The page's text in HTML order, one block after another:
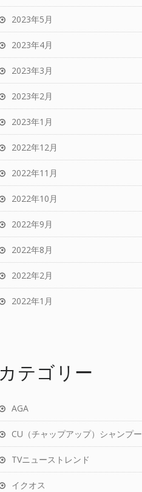
2023年5月
2023年4月
2023年3月
2023年2月
2023年1月
2022年12月
2022年11月
2022年10月
2022年9月
2022年8月
2022年2月
2022年1月
カテゴリー
AGA
CU（チャップアップ）シャンプー
TVニューストレンド
イクオス